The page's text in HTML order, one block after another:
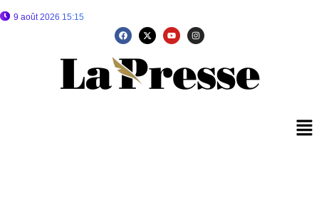
9 août 2026 15:15